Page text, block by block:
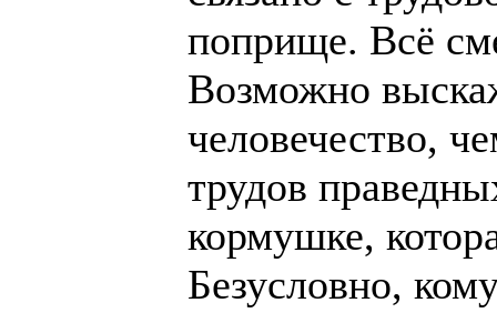
поприще. Всё
Возможно
человечество,
трудов
кормушке,
Безусловно,